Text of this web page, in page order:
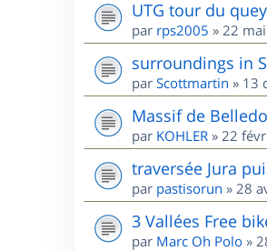
UTG tour du
par rps2005 » 22
surroundings in
par Scottmartin » 13
Massif de
par KOHLER » 22
traversée Jura
par pastisorun » 28
3 Vallées Free
par Marc Oh Polo »